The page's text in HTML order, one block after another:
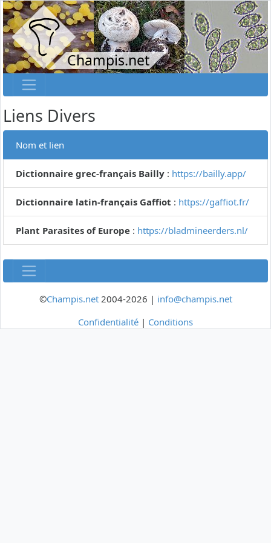
Champis.net
Liens Divers
Nom et lien
Dictionnaire grec-français Bailly : https://bailly.app/
Dictionnaire latin-français Gaffiot : https://gaffiot.fr/
Plant Parasites of Europe : https://bladmineerders.nl/
©Champis.net2004-2026 | info@champis.net
Confidentialité | Conditions